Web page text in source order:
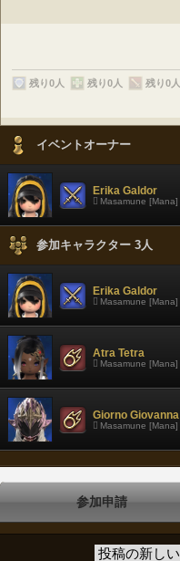
残り0人 残り0人 残り0人
イベントオーナー
Erika Galdor
Masamune [Mana]
参加キャラクター 3人
Erika Galdor
Masamune [Mana]
Atra Tetra
Masamune [Mana]
Giorno Giovanna
Masamune [Mana]
参加申請